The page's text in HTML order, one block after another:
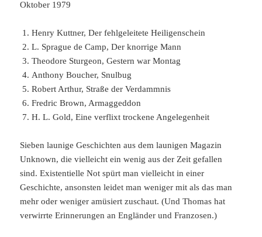
Oktober 1979
Henry Kuttner, Der fehlgeleitete Heiligenschein
L. Sprague de Camp, Der knorrige Mann
Theodore Sturgeon, Gestern war Montag
Anthony Boucher, Snulbug
Robert Arthur, Straße der Verdammnis
Fredric Brown, Armaggeddon
H. L. Gold, Eine verflixt trockene Angelegenheit
Sieben launige Geschichten aus dem launigen Magazin
Unknown, die vielleicht ein wenig aus der Zeit gefallen
sind. Existentielle Not spürt man vielleicht in einer
Geschichte, ansonsten leidet man weniger mit als das man
mehr oder weniger amüsiert zuschaut. (Und Thomas hat
verwirrte Erinnerungen an Engländer und Franzosen.)